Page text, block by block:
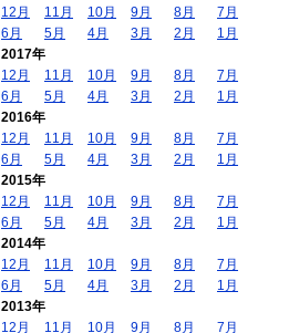
12月
11月 10月 9月 8月
7月
6月
5月 4月 3月 2月
1月
2017年
12月
11月 10月 9月 8月
7月
6月
5月 4月 3月 2月
1月
2016年
12月
11月 10月 9月 8月
7月
6月
5月 4月 3月 2月
1月
2015年
12月
11月 10月 9月 8月
7月
6月
5月 4月 3月 2月
1月
2014年
12月
11月 10月 9月 8月
7月
6月
5月 4月 3月 2月
1月
2013年
12月
11月 10月 9月 8月 7月